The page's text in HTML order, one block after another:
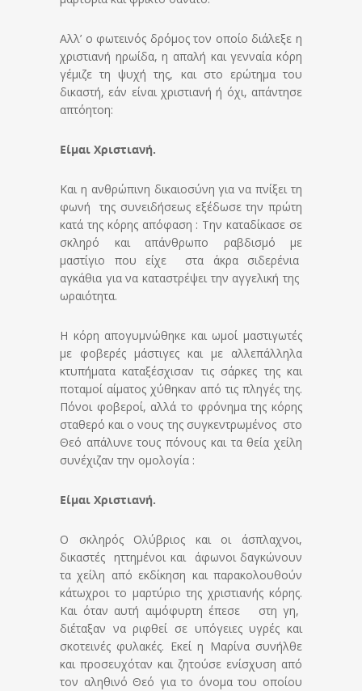
Αλλ’ ο φωτεινός δρόμος τον οποίο διάλεξε η
χριστιανή ηρωίδα, η απαλή και γενναία κόρη
γέμιζε τη ψυχή της, και στο ερώτημα του
δικαστή, εάν είναι χριστιανή ή όχι, απάντησε
απτόητοη:
Είμαι Χριστιανή.
Και η ανθρώπινη δικαιοσύνη για να πνίξει τη
φωνή της συνειδήσεως εξέδωσε την πρώτη
κατά της κόρης απόφαση : Την καταδίκασε σε
σκληρό και απάνθρωπο ραβδισμό με
μαστίγιο που είχε στα άκρα σιδερένια
αγκάθια για να καταστρέψει την αγγελική της
ωραιότητα.
Η κόρη απογυμνώθηκε και ωμοί μαστιγωτές
με φοβερές μάστιγες και με αλλεπάλληλα
κτυπήματα καταξέσχισαν τις σάρκες της και
ποταμοί αίματος χύθηκαν από τις πληγές της.
Πόνοι φοβεροί, αλλά το φρόνημα της κόρης
σταθερό και ο νους της συγκεντρωμένος στο
Θεό απάλυνε τους πόνους και τα θεία χείλη
συνέχιζαν την ομολογία :
Είμαι Χριστιανή.
Ο σκληρός Ολύβριος και οι άσπλαχνοι,
δικαστές ηττημένοι και άφωνοι δαγκώνουν
τα χείλη από εκδίκηση και παρακολουθούν
κάτωχροι το μαρτύριο της χριστιανής κόρης.
Και όταν αυτή αιμόφυρτη έπεσε στη γη,
διέταξαν να ριφθεί σε υπόγειες υγρές και
σκοτεινές φυλακές. Εκεί η Μαρίνα συνήλθε
και προσευχόταν και ζητούσε ενίσχυση από
τον αληθινό Θεό για το όνομα του οποίου